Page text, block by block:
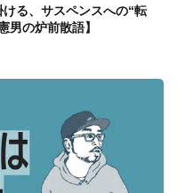
る、サスペンスへの“転
男の炉前散語】